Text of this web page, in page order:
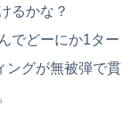
るかな？
でどーにか1ター
ングが無被弾で貫